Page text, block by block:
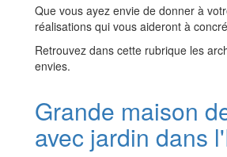
Que vous ayez envie de donner à
réalisations qui vous aideront à
Retrouvez dans cette rubrique les
envies.
Grande maison
avec jardin dans